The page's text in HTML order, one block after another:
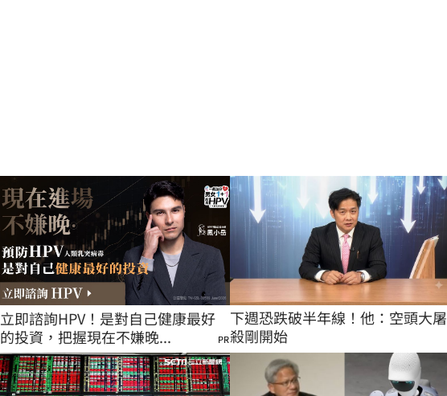
立即諮詢HPV！是對自己健康最好
的投資，把握現在不嫌晚...
PR
下週恐跌破半年線！他：空頭大屠
殺剛開始